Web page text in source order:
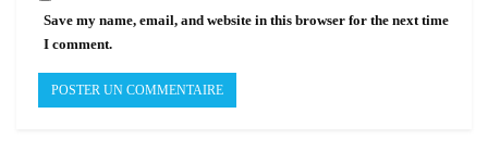
Save my name, email, and website in this browser for the next time
I comment.